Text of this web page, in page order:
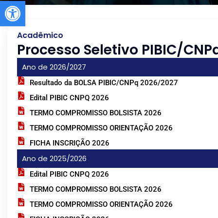
Abrir a barra de ferramentas
Acadêmico
Processo Seletivo PIBIC/
Ano de 2026/2027
Resultado da BOLSA PIBIC/CNPq 2026/2027
Edital PIBIC CNPQ 2026
TERMO COMPROMISSO BOLSISTA 2026
TERMO COMPROMISSO ORIENTAÇÃO 2026
FICHA INSCRIÇÃO 2026
Ano de 2025/2026
Edital PIBIC CNPQ 2026
TERMO COMPROMISSO BOLSISTA 2026
TERMO COMPROMISSO ORIENTAÇÃO 2026